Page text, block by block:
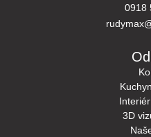
0918
3D